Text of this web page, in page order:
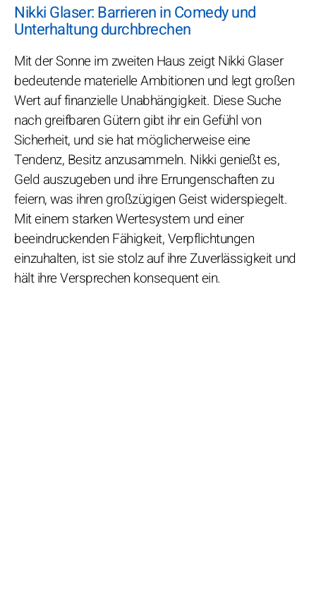
Nikki Glaser: Barrieren in Comedy und
Unterhaltung durchbrechen
Mit der Sonne im zweiten Haus zeigt Nikki Glaser
bedeutende materielle Ambitionen und legt großen
Wert auf finanzielle Unabhängigkeit. Diese Suche
nach greifbaren Gütern gibt ihr ein Gefühl von
Sicherheit, und sie hat möglicherweise eine
Tendenz, Besitz anzusammeln. Nikki genießt es,
Geld auszugeben und ihre Errungenschaften zu
feiern, was ihren großzügigen Geist widerspiegelt.
Mit einem starken Wertesystem und einer
beeindruckenden Fähigkeit, Verpflichtungen
einzuhalten, ist sie stolz auf ihre Zuverlässigkeit und
hält ihre Versprechen konsequent ein.